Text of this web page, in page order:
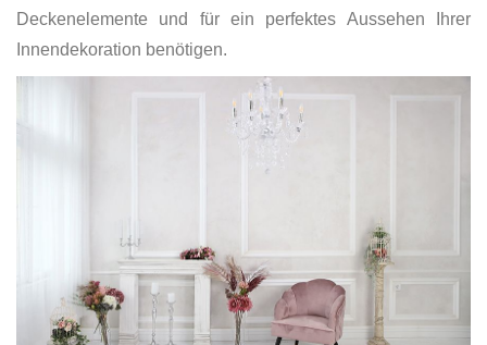
Deckenelemente und für ein perfektes Aussehen Ihrer
Innendekoration benötigen.